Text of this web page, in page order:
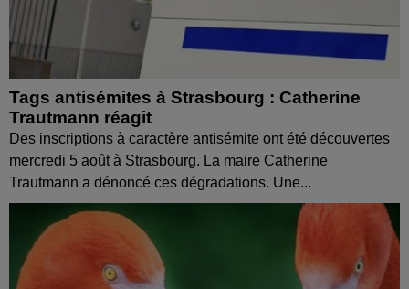
Tags antisémites à Strasbourg : Catherine
Trautmann réagit
Des inscriptions à caractère antisémite ont été découvertes
mercredi 5 août à Strasbourg. La maire Catherine
Trautmann a dénoncé ces dégradations. Une...